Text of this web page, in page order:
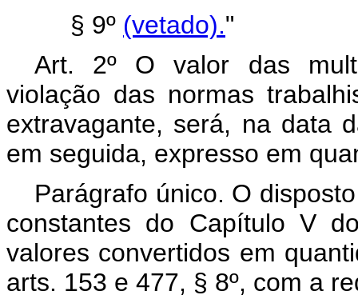
§ 9º (vetado)."
Art. 2º O valor das
violação das normas
extravagante, será, na data
em seguida, expresso em
Parágrafo único. O
constantes do Capítulo V
valores convertidos em
arts. 153 e 477, § 8º, com a